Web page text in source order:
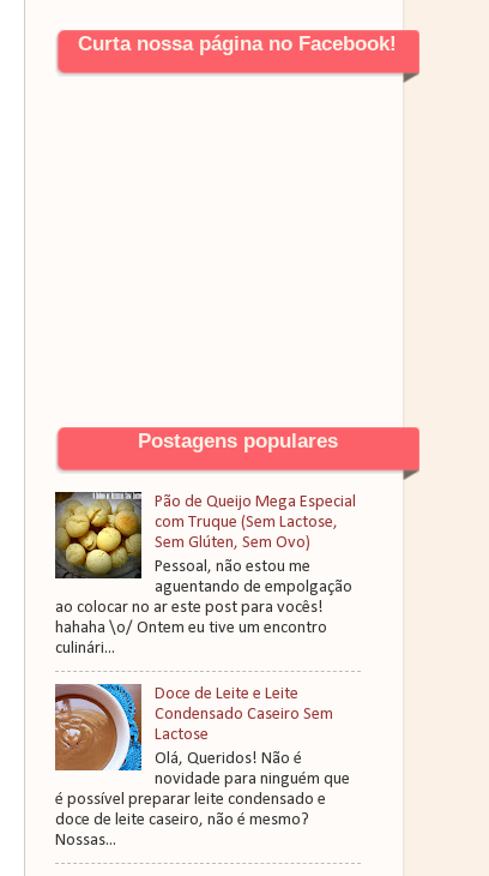
Curta nossa página no Facebook!
Postagens populares
Pão de Queijo Mega Especial
com Truque (Sem Lactose,
Sem Glúten, Sem Ovo)
Pessoal, não estou me
aguentando de empolgação
ao colocar no ar este post para vocês!
hahaha \o/ Ontem eu tive um encontro
culinári...
Doce de Leite e Leite
Condensado Caseiro Sem
Lactose
Olá, Queridos! Não é
novidade para ninguém que
é possível preparar leite condensado e
doce de leite caseiro, não é mesmo?
Nossas...